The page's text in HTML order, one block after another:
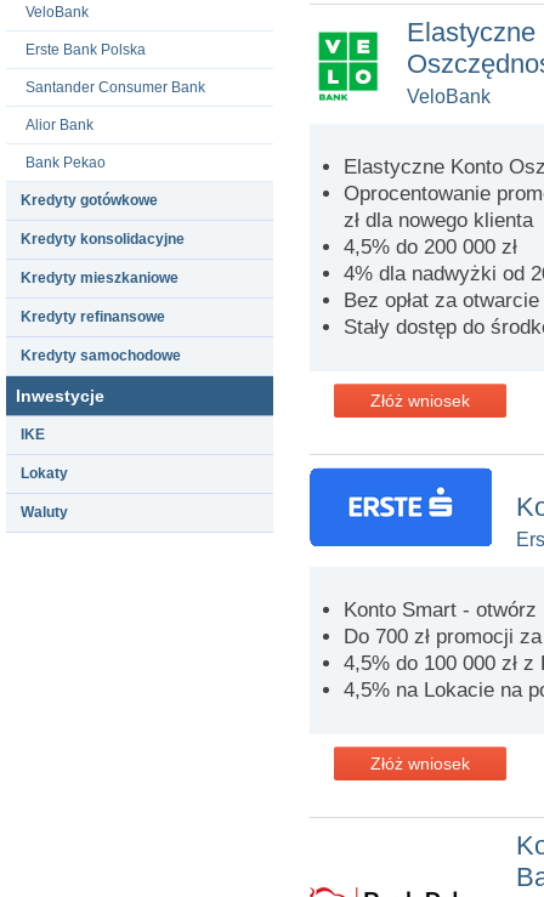
VeloBank
Erste Bank Polska
Santander Consumer Bank
Alior Bank
Bank Pekao
Kredyty gotówkowe
Kredyty konsolidacyjne
Kredyty mieszkaniowe
Kredyty refinansowe
Kredyty samochodowe
Inwestycje
IKE
Lokaty
Waluty
Elastyczne
VeloBank
Elastyczne Konto
Oprocentowanie
zł dla nowego klienta
4,5% do 200 000 zł
4% dla nadwyżki od
Bez opłat za
Stały dostęp do
Złóż wniosek
Konto Smart -
Do 700 zł promocji
4,5% do 100 000 zł
4,5% na Lokacie na
Złóż wniosek